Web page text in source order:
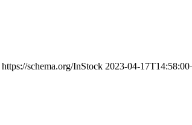
https://schema.org/InStock 2023-04-